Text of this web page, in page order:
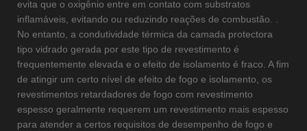
evita que o oxigênio entre em contato com substratos
inflamáveis, evitando ou reduzindo reações de combustão. .
No entanto, a condutividade térmica da camada protectora
tipo vidrado gerada por este tipo de revestimento é
frequentemente elevada e o efeito de isolamento é fraco. A fim
de atingir um certo nível de efeito de fogo e isolamento, os
revestimentos retardadores de fogo com revestimento
espesso geralmente requerem um revestimento mais espesso
para atender a certos requisitos de desempenho de fogo e